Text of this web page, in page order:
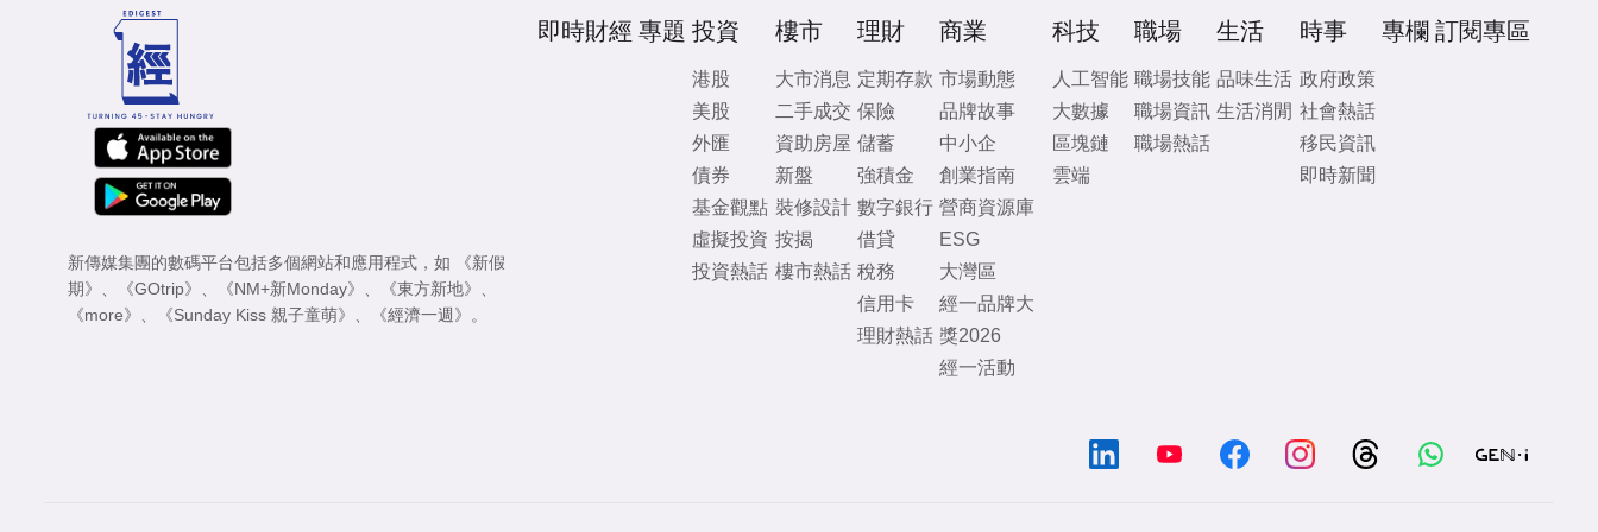
新傳媒集團的數碼平台包括多個網站和應用程式，如
《新假
期》
《GOtrip》 《NM+新Monday》 《東方新地》
《more》
《Sunday Kiss 親子童萌》 《經濟一週》 。
即時財經 專題 投資
港股
美股
外匯
債券
基金觀點
虛擬投資
投資熱話
樓市
大市消息
二手成交
資助房屋
新盤
裝修設計
按揭
樓市熱話
理財
定期存款
保險
儲蓄
強積金
數字銀行
借貸
稅務
信用卡
理財熱話
商業
市場動態
品牌故事
中小企
創業指南
營商資源庫
ESG
大灣區
經一品牌大
獎2026
經一活動
科技
人工智能
大數據
區塊鏈
雲端
職場
職場技能
職場資訊
職場熱話
生活
品味生活
生活消閒
時事
政府政策
社會熱話
移民資訊
即時新聞
專欄 訂閱專區